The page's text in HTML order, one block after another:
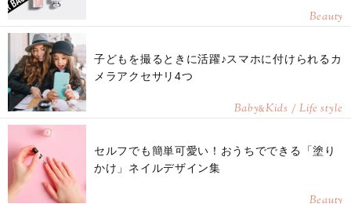
Beauty
子どもを撮るときに活躍♪スマホに付けられるカ
メラアクセサリ4つ
Baby&Kids / Life style
セルフでも簡単可愛い！おうちでできる「塗り
かけ」ネイルデザイン集
Beauty